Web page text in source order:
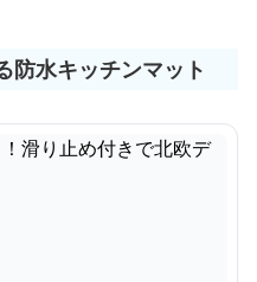
防水キッチンマット